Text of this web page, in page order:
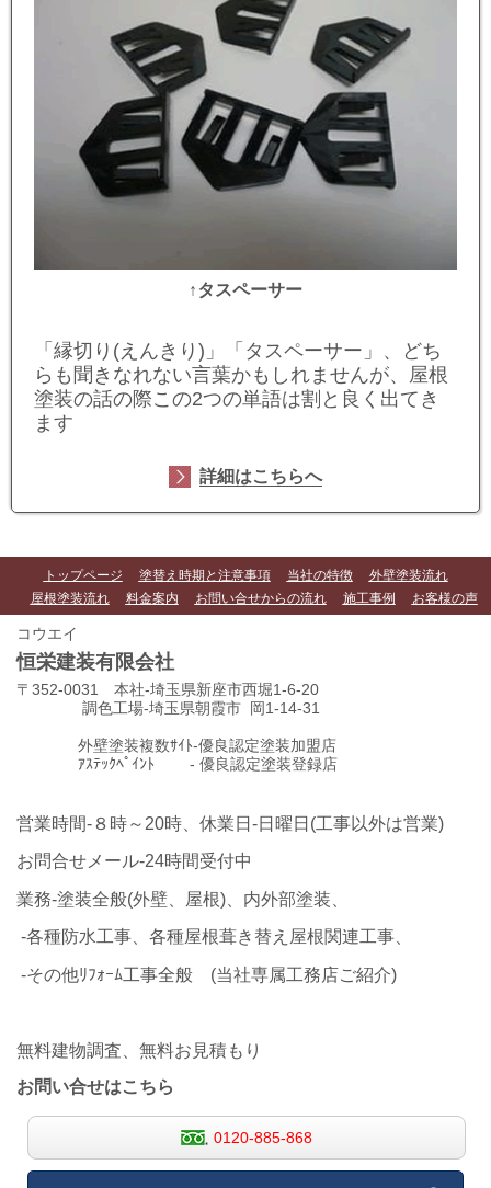
↑タスペーサー
「縁切り(えんきり)」「タスペーサー」 、どち
らも聞きなれない言葉かもしれませんが、屋根
塗装の話の際この2つの単語は割と良く出てき
ます
詳細はこちらへ
トップページ 塗替え時期と注意事項 当社の特徴
外壁塗装流れ
屋根塗装流れ
料金案内 お問い合せからの流れ 施工事例 お客様の声
コウエイ
恒栄建装有限会社
〒352-0031 本社-埼玉県新座市西堀1-6-20
調色工場-埼玉県朝霞市 岡1-14-31
外壁塗装複数ｻｲﾄ-優良認定塗装加盟店
ｱｽﾃｯｸﾍﾟｲﾝﾄ - 優良認定塗装登録店
営業時間-８時～20時、休業日-日曜日(工事以外は営業)
お問合せメール-24時間受付中
業務-塗装全般(外壁、屋根)、内外部塗装、
-各種防水工事、各種屋根葺き替え屋根関連工事、
-その他ﾘﾌｫｰﾑ工事全般 (当社専属工務店ご紹介)
無料建物調査、無料お見積もり
お問い合せはこちら
0120-885-868